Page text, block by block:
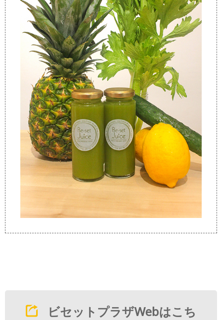
ビセットプラザWebはこち